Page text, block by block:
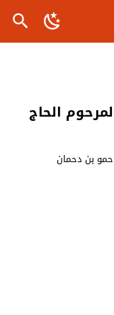
الحاج